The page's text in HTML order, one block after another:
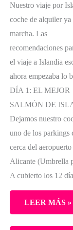
Nuestro viaje por
coche de alquiler ya
marcha. Las
recomendaciones
el viaje a Islandia
ahora empezaba lo
DÍA 1: EL MEJOR
SALMÓN DE
Dejamos nuestro
uno de los parkings
cerca del aeropuerto
Alicante (Umbrella
A cubierto los 12
LEER MÁS »